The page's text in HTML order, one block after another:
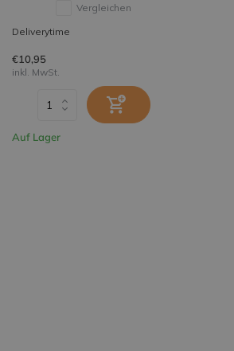
Vergleichen
Deliverytime
€10,95
inkl. MwSt.
Auf Lager